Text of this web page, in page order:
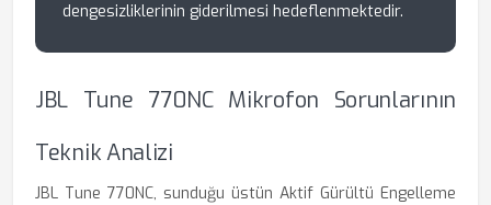
dengesizliklerinin giderilmesi hedeflenmektedir.
JBL Tune 770NC Mikrofon Sorunlarının
Teknik Analizi
JBL Tune 770NC, sunduğu üstün Aktif Gürültü Engelleme